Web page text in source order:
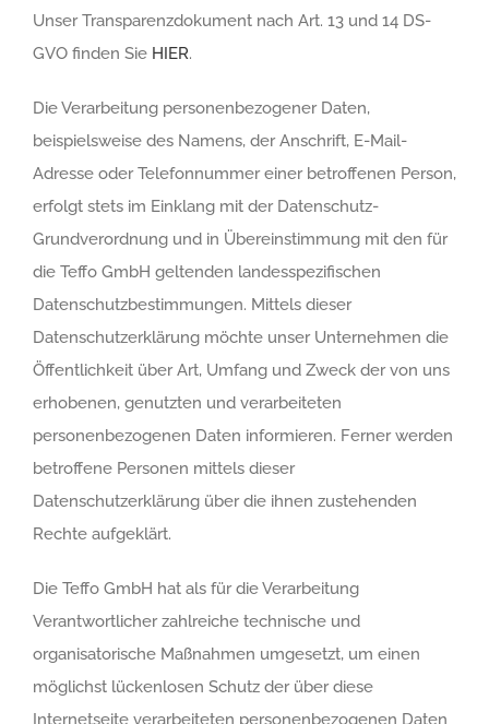
Unser Transparenzdokument nach Art. 13 und 14 DS-
GVO finden Sie HIER.
Die Verarbeitung personenbezogener Daten,
beispielsweise des Namens, der Anschrift, E-Mail-
Adresse oder Telefonnummer einer betroffenen Person,
erfolgt stets im Einklang mit der Datenschutz-
Grundverordnung und in Übereinstimmung mit den für
die Teffo GmbH geltenden landesspezifischen
Datenschutzbestimmungen. Mittels dieser
Datenschutzerklärung möchte unser Unternehmen die
Öffentlichkeit über Art, Umfang und Zweck der von uns
erhobenen, genutzten und verarbeiteten
personenbezogenen Daten informieren. Ferner werden
betroffene Personen mittels dieser
Datenschutzerklärung über die ihnen zustehenden
Rechte aufgeklärt.
Die Teffo GmbH hat als für die Verarbeitung
Verantwortlicher zahlreiche technische und
organisatorische Maßnahmen umgesetzt, um einen
möglichst lückenlosen Schutz der über diese
Internetseite verarbeiteten personenbezogenen Daten